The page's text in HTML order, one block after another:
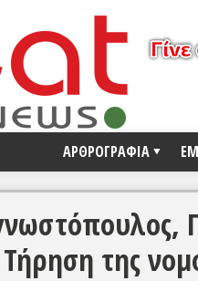
ΑΡΘΡΟΓΡΑΦΙΑ
της